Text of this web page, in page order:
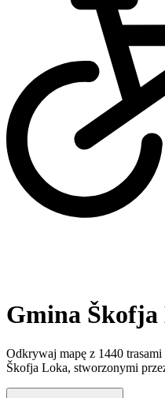
Gmina Škofja
Odkrywaj mapę z 1440
Škofja Loka, stworzonymi